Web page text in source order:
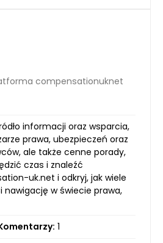
compensationuknet
informacji oraz wsparcia,
prawa, ubezpieczeń oraz
ale także cenne porady,
czas i znaleźć
uk.net i odkryj, jak wiele
w świecie prawa,
1